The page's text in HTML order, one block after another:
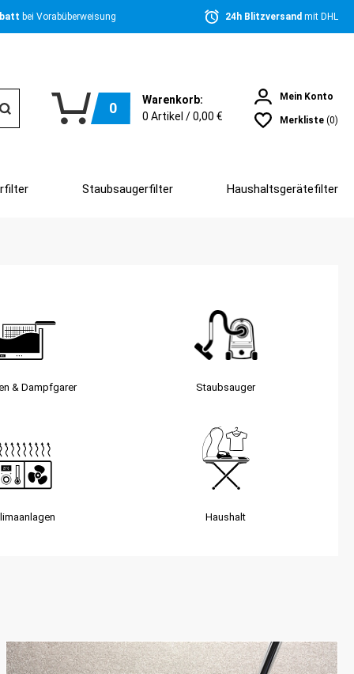
bei Vorabüberweisung 24h Blitzversand mit DHL
0
Warenkorb:
0 Artikel /0,00 €
Mein Konto
Merkliste (0)
Staubsaugerfilter Haushaltsgerätefilter
& Dampfgarer Staubsauger­
Haushalt